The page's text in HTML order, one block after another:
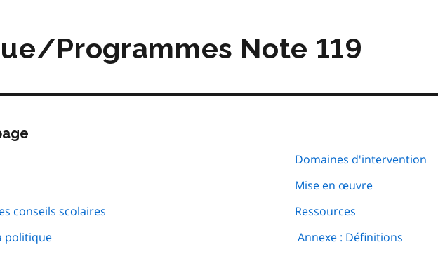
Programmes Note 119
conseils scolaires
politique
Domaines d'intervention
Mise en œuvre
Ressources
Annexe : Définitions